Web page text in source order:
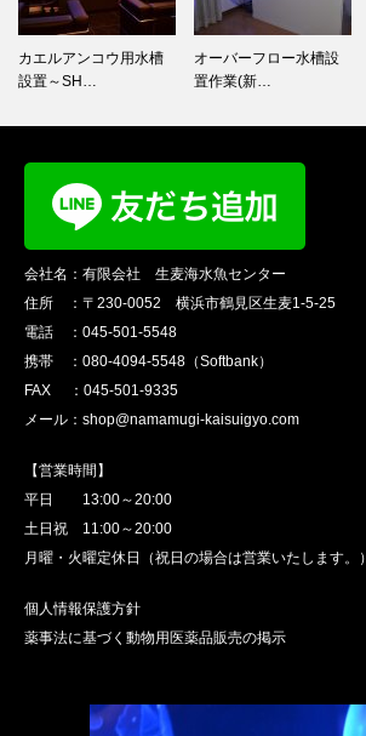
オーバーフロー水槽設
置作業(新…
アロワナ混泳巨大水槽
設置
会社名：有限会社 生麦海水魚センター
住所 ：〒230-0052 横浜市鶴見区生麦1-5-25
電話 ：045-501-5548
携帯 ：080-4094-5548（Softbank）
FAX ：045-501-9335
メール：shop@namamugi-kaisuigyo.com
【営業時間】
平日 13:00～20:00
土日祝 11:00～20:00
月曜・火曜定休日（祝日の場合は営業いたします。）
個人情報保護方針
薬事法に基づく動物用医薬品販売の掲示